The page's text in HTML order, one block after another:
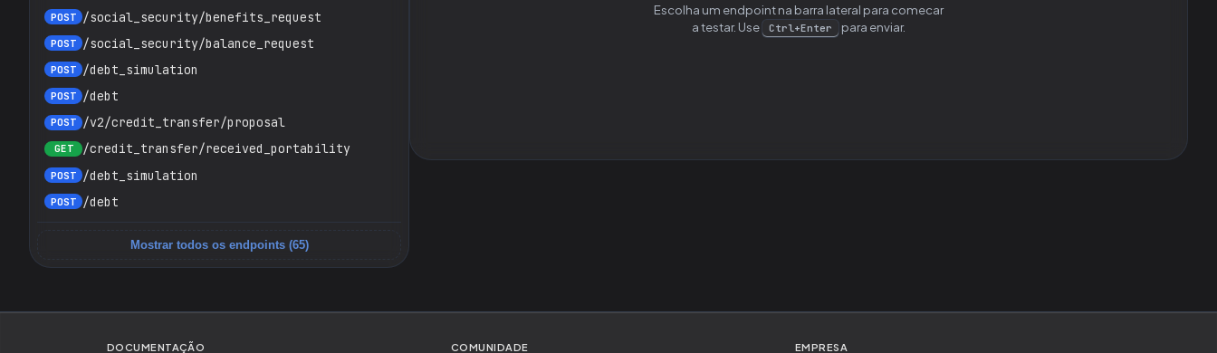
POST /social_security/benefits_request
POST /social_security/balance_request
POST /debt_simulation
POST /debt
POST /v2/credit_transfer/proposal
GET /credit_transfer/received_portability
POST /debt_simulation
POST /debt
Mostrar todos os endpoints (65)
Escolha um endpoint na barra lateral para comecar
a testar. Use Ctrl+Enter para enviar.
DOCUMENTAÇÃO COMUNIDADE EMPRESA